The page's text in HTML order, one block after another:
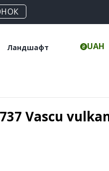
Ландшафт
Элементы для забора
UAH
Vascu